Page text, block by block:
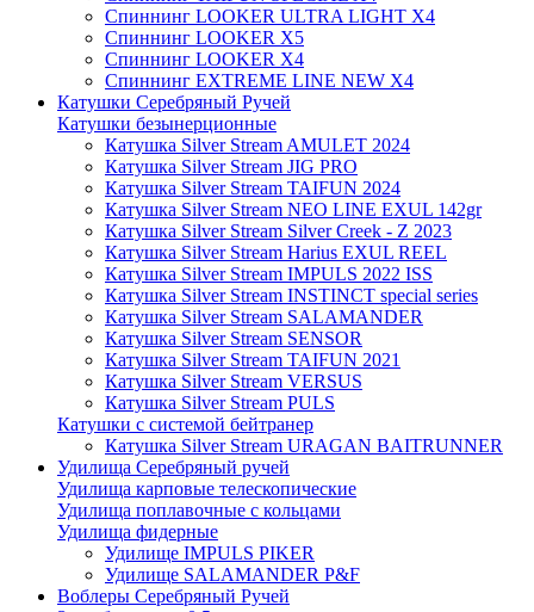
Спиннинг LOOKER ULTRA LIGHT X4
Спиннинг LOOKER X5
Спиннинг LOOKER X4
Спиннинг EXTREME LINE NEW X4
Катушки Серебряный Ручей
Катушки безынерционные
Катушка Silver Stream AMULET 2024
Катушка Silver Stream JIG PRO
Катушка Silver Stream TAIFUN 2024
Катушка Silver Stream NEO LINE EXUL 142gr
Катушка Silver Stream Silver Creek - Z 2023
Катушка Silver Stream Harius EXUL REEL
Катушка Silver Stream IMPULS 2022 ISS
Катушка Silver Stream INSTINCT special series
Катушка Silver Stream SALAMANDER
Катушка Silver Stream SENSOR
Катушка Silver Stream TAIFUN 2021
Катушка Silver Stream VERSUS
Катушка Silver Stream PULS
Катушки с системой бейтранер
Катушка Silver Stream URAGAN BAITRUNNER
Удилища Серебряный ручей
Удилища карповые телескопические
Удилища поплавочные с кольцами
Удилища фидерные
Удилище IMPULS PIKER
Удилище SALAMANDER P&F
Воблеры Серебряный Ручей